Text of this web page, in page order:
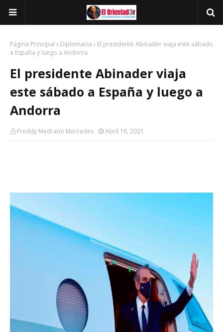
Página Principal Diplomacia
El presidente Abinader viaja este sábado
a España y luego a Andorra
El presidente Abinader viaja
este sábado a España y luego a
Andorra
Freddy Medrano Mercedes Abril 16, 2021